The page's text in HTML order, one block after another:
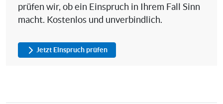
prüfen wir, ob ein Einspruch in Ihrem Fall Sinn
macht. Kostenlos und unverbindlich.
Jetzt Einspruch prüfen